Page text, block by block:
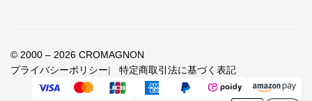
タンザナイトの特色は多色性です。見る角度によって
青く見えたり、紫に見えたりする性質を持ちます。
光源によっても色が変化します。蛍光灯の下では青み
© 2000 – 2026 CROMAGNON
プライバシーポリシー
特定商取引法に基づく表記